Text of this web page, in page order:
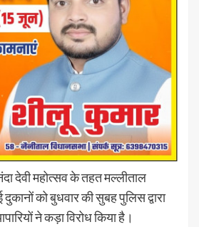
देवी महोत्सव के तहत मल्लीताल
को बुधवार की सुबह पुलिस द्वारा
ने कड़ा विरोध किया है।